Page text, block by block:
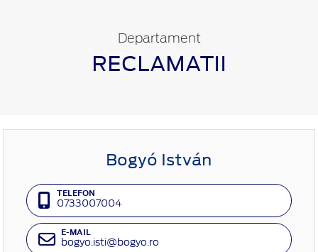
Departament
RECLAMATII
Bogyó István
TELEFON
0733007004
E-MAIL
bogyo.isti@bogyo.ro